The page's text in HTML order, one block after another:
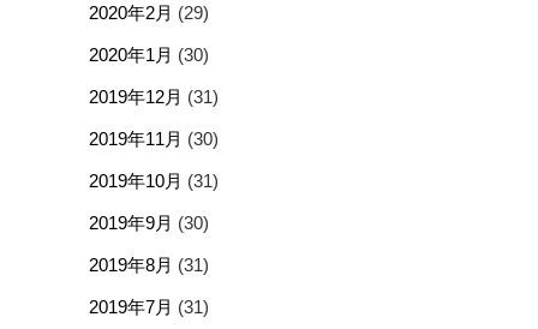
2020年2月 (29)
2020年1月 (30)
2019年12月 (31)
2019年11月 (30)
2019年10月 (31)
2019年9月 (30)
2019年8月 (31)
2019年7月 (31)